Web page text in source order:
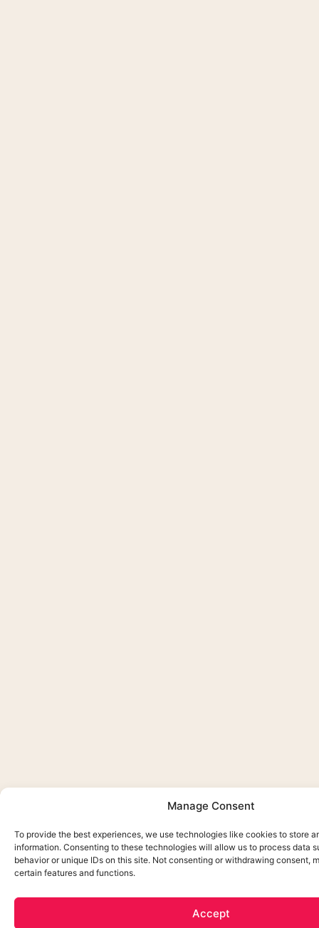
Manage Consent
To provide the best experiences, we use technologies like cookies to store
information. Consenting to these technologies will allow us to process data
behavior or unique IDs on this site. Not consenting or withdrawing consent,
certain features and functions.
Accept